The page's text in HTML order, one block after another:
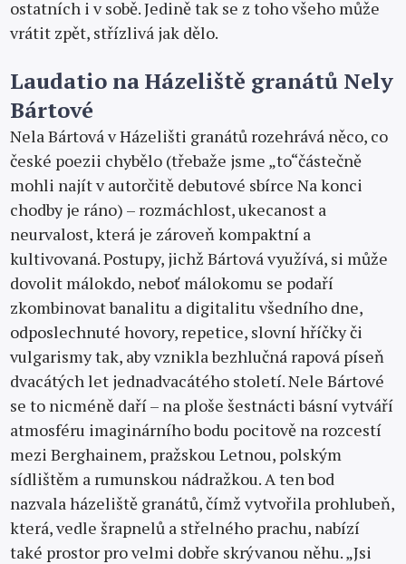
ostatních i v sobě. Jedině tak se z toho všeho může
vrátit zpět, střízlivá jak dělo.
Laudatio na Házeliště granátů Nely
Bártové
Nela Bártová v Házelišti granátů rozehrává něco, co
české poezii chybělo (třebaže jsme „to“částečně
mohli najít v autorčitě debutové sbírce Na konci
chodby je ráno) – rozmáchlost, ukecanost a
neurvalost, která je zároveň kompaktní a
kultivovaná. Postupy, jichž Bártová využívá, si může
dovolit málokdo, neboť málokomu se podaří
zkombinovat banalitu a digitalitu všedního dne,
odposlechnuté hovory, repetice, slovní hříčky či
vulgarismy tak, aby vznikla bezhlučná rapová píseň
dvacátých let jednadvacátého století. Nele Bártové
se to nicméně daří – na ploše šestnácti básní vytváří
atmosféru imaginárního bodu pocitově na rozcestí
mezi Berghainem, pražskou Letnou, polským
sídlištěm a rumunskou nádražkou. A ten bod
nazvala házeliště granátů, čímž vytvořila prohlubeň,
která, vedle šrapnelů a střelného prachu, nabízí
také prostor pro velmi dobře skrývanou něhu. „Jsi